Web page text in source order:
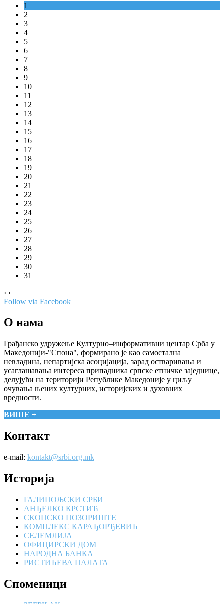
1
2
3
4
5
6
7
8
9
10
11
12
13
14
15
16
17
18
19
20
21
22
23
24
25
26
27
28
29
30
31
› ‹
Follow via Facebook
О нама
Грађанско удружење Културно–информативни центар Срба у
Македонији-"Спона", формирано је као самостална
невладина, непартијска асоцијација, зарад остваривања и
усаглашавања интереса припадника српске етничке заједнице,
делујући на територији Републике Македоније у циљу
очувања њених културних, историјских и духовних
вредности.
ВИШЕ +
Контакт
e-mail: kontakt@srbi.org.mk
Историја
ГАЛИПОЉСКИ СРБИ
АНЂЕЛКО КРСТИЋ
СКОПСКО ПОЗОРИШТЕ
КОМПЛЕКС КАРАЂОРЂЕВИЋ
СЕЛЕМЛИЈА
ОФИЦИРСКИ ДОМ
НАРОДНА БАНКА
РИСТИЋЕВА ПАЛАТА
Споменици